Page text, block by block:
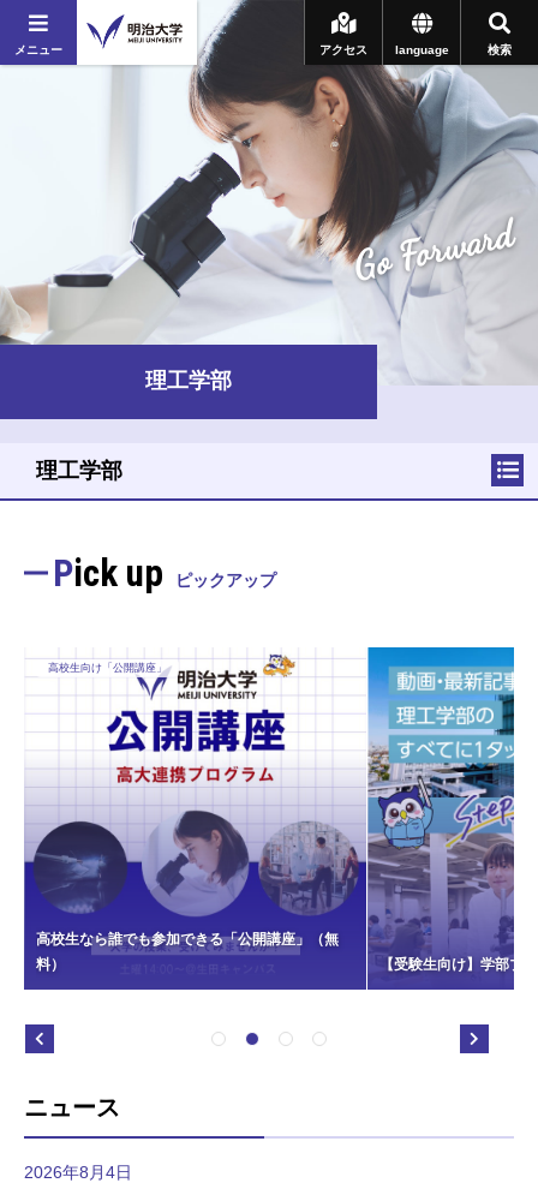
メニュー 検索
language
アクセス
Go Forward
理工学部
Pick up ピックアップ
高校生向け「公開講座」
高校生なら誰でも参加できる「公開講座」（無
料）
【受験生向け】学部ブ
ニュース
2026年8月4日
理工学部